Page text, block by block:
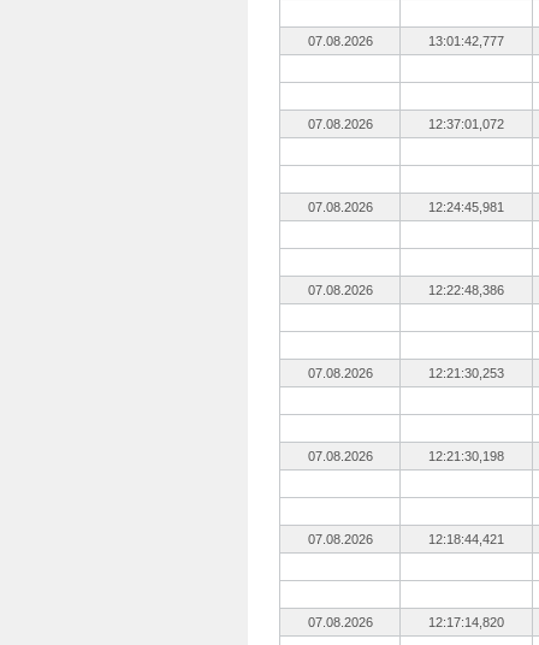
07.08.2026 13:01:42,777
07.08.2026 12:37:01,072
07.08.2026 12:24:45,981
07.08.2026 12:22:48,386
07.08.2026 12:21:30,253
07.08.2026 12:21:30,198
07.08.2026 12:18:44,421
07.08.2026 12:17:14,820